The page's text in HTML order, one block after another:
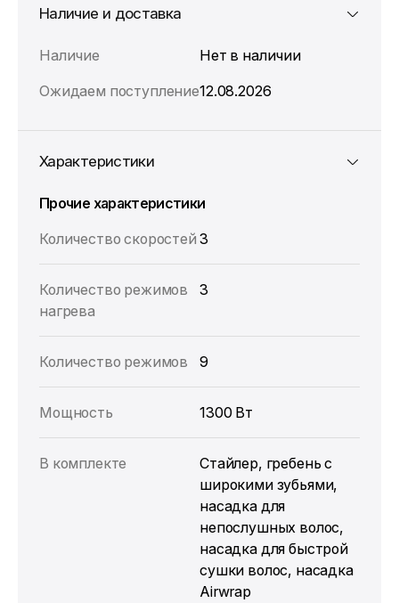
Наличие и доставка
Наличие
Нет в наличии
Ожидаем поступление12.08.2026
Характеристики
Прочие характеристики
Количество скоростей 3
Количество режимов
нагрева
3
Количество режимов 9
Мощность 1300 Вт
В комплекте
Стайлер, гребень с
широкими зубьями,
насадка для
непослушных волос,
насадка для быстрой
сушки волос, насадка
Airwrap